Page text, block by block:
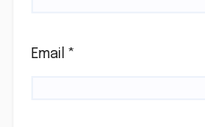
Email *